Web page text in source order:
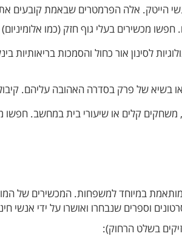
הייטק. אלה הפרמטרים שבאמת קובעים
מכשירים בעלי גוף חזק (כמו
בשיא של פרק בסדרה האהובה עליהם.
משחקים קלים או שיעורי בית במחשב.
במיוחד למשפחות. המכשירים של
וספרים שנבחרו ואושרו על ידי אנשי
בשלט הרחוק):